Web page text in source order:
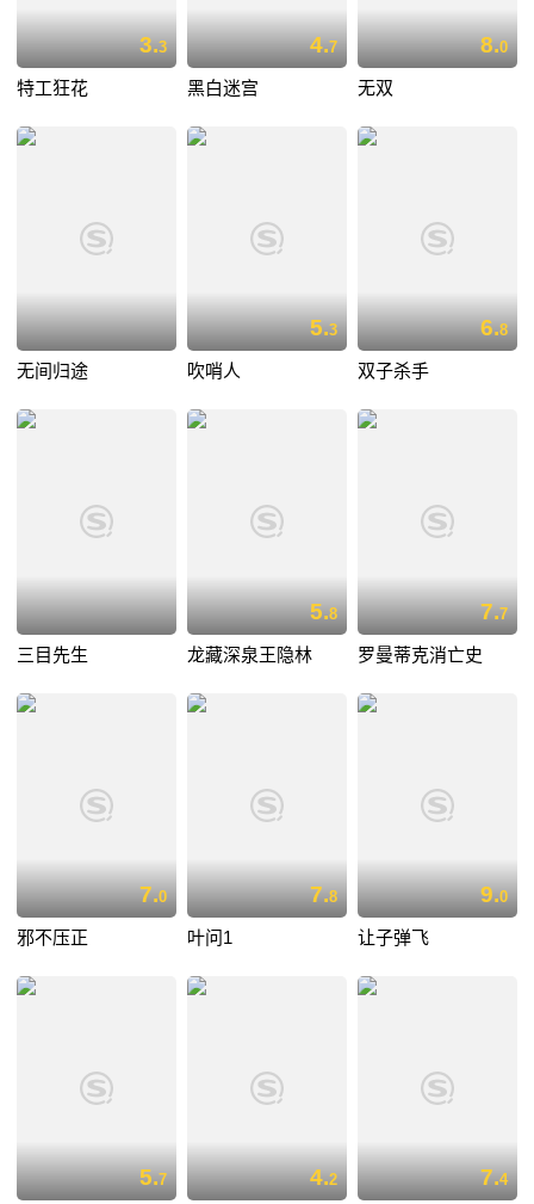
3.3
特工狂花
4.7
黑白迷宫
8.0
无双
无间归途
5.3
吹哨人
6.8
双子杀手
三目先生
5.8
龙藏深泉王隐林
7.7
罗曼蒂克消亡史
7.0
邪不压正
7.8
叶问1
9.0
让子弹飞
5.7 4.2 7.4